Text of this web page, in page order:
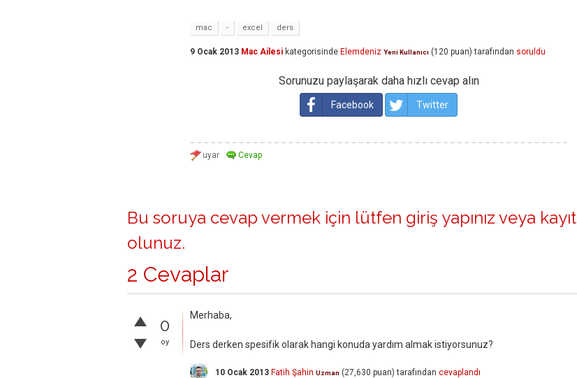
mac - excel ders
9 Ocak 2013 Mac Ailesi kategorisinde Elemdeniz Yeni Kullanıcı (120 puan) tarafından soruldu
Sorunuzu paylaşarak daha hızlı cevap alın
Facebook Twitter
Bu soruya cevap vermek için lütfen giriş yapınız veya kayıt
olunuz.
2 Cevaplar
0
oy
Merhaba,
Ders derken spesifik olarak hangi konuda yardım almak istiyorsunuz?
10 Ocak 2013 Fatih Şahin Uzman (27,630 puan) tarafından cevaplandı